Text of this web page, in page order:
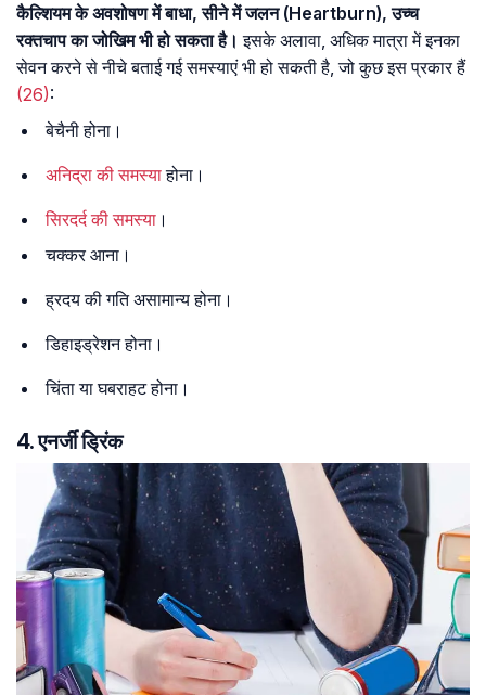
कैल्शियम के अवशोषण में बाधा, सीने में जलन (Heartburn), उच्च
रक्तचाप का जोखिम भी हो सकता है। इसके अलावा, अधिक मात्रा में इनका
सेवन करने से नीचे बताई गई समस्याएं भी हो सकती है, जो कुछ इस प्रकार हैं
(26):
बेचैनी होना।
अनिद्रा की समस्याहोना।
सिरदर्द की समस्या ।
चक्कर आना।
ह्रदय की गति असामान्य होना।
डिहाइड्रेशन होना।
चिंता या घबराहट होना।
4. एनर्जी ड्रिंक